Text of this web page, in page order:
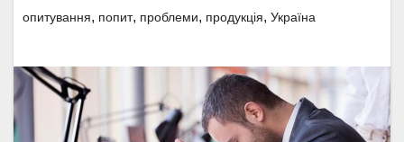
опитування, попит, проблеми, продукція, Україна